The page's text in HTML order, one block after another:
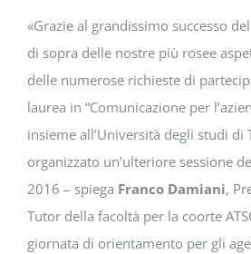
«Grazie al grandissimo successo
di sopra delle nostre più rosee
delle numerose richieste di
laurea in “Comunicazione per
insieme all’Università degli studi di
organizzato un’ulteriore sessione
2016 – spiega Franco Damiani,
Tutor della facoltà per la coorte
giornata di orientamento per gli